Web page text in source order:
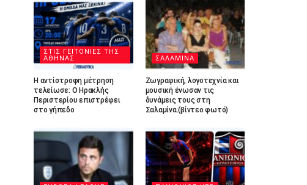
ΣΤΙΣ ΓΕΙΤΟΝΙΕΣ ΤΗΣ
ΑΘΗΝΑΣ
Η αντίστροφη μέτρηση
τελείωσε: Ο Ηρακλής
Περιστερίου επιστρέφει
στο γήπεδο
ΣΑΛΑΜΙΝΑ
Ζωγραφική, λογοτεχνία και
μουσική ένωσαν τις
δυνάμεις τους στη
Σαλαμίνα.(βίντεο φωτό)